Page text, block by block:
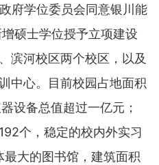
府学位委员会同意银川能
硕士学位授予立项建设
滨河校区两个校区，以及
中心。目前校园占地面积
设备总值超过一亿元；
个，稳定的校内外实习
大的图书馆，建筑面积